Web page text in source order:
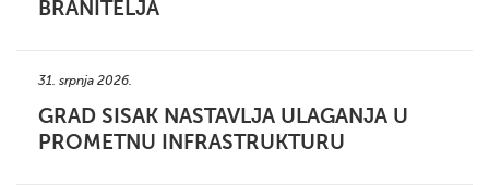
BRANITELJA
31. srpnja 2026.
GRAD SISAK NASTAVLJA ULAGANJA U
PROMETNU INFRASTRUKTURU